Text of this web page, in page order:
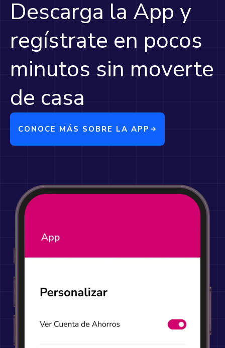
Descarga la App y
regístrate en pocos
minutos sin moverte
de casa
CONOCE MÁS SOBRE LA APP